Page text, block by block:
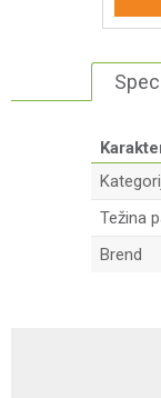
Težina
Brend